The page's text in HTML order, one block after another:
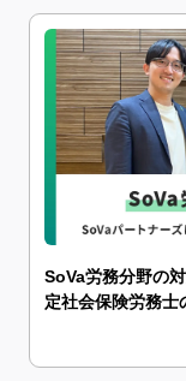
SoVa労務分野の
定社会保険労務士